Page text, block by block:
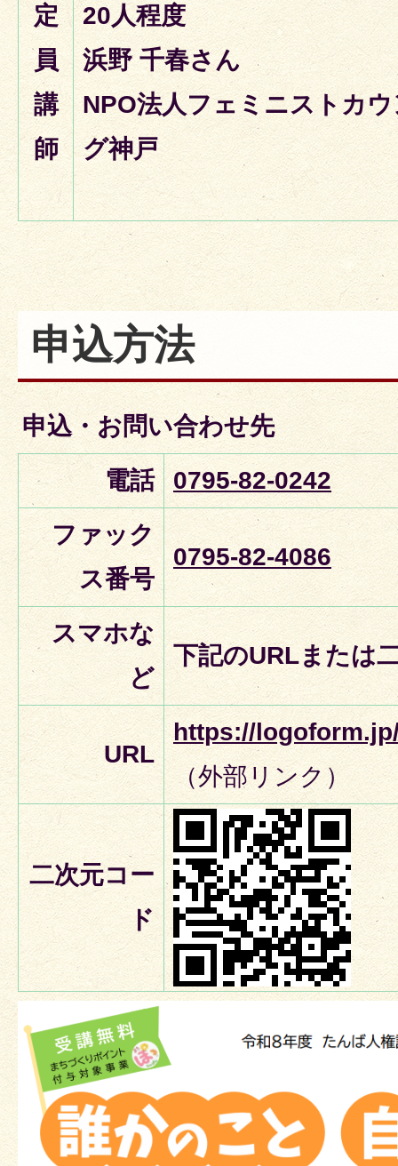
定
員
講
師
20人程度
浜野 千春さん
NPO法人フェミニストカ
グ神戸
申込方法
申込・お問い合わせ先
電話
0795-82-0242
ファック
ス番号
0795-82-4086
スマホな
ど
下記のURLまたは
URL
https://
（外部リンク）
二次元コー
ド